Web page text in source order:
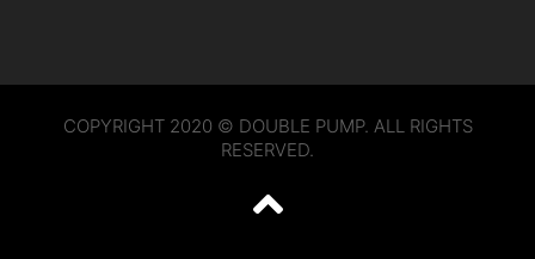
COPYRIGHT 2020 © DOUBLE PUMP. ALL RIGHTS
RESERVED.